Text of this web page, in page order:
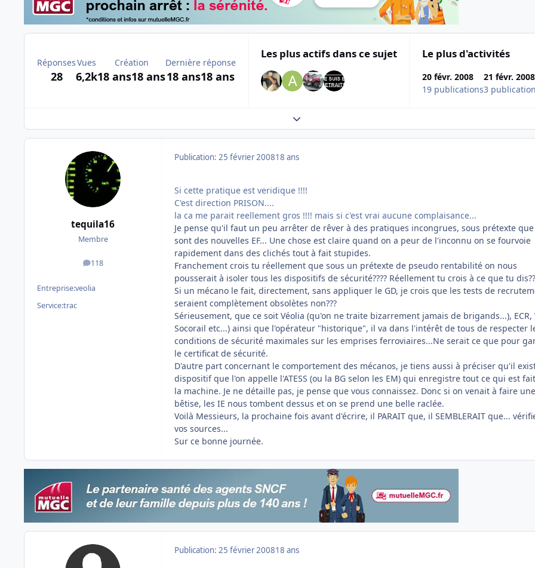
Réponses
28
Vues
6,2k
Création
18 ans18 ans
Dernière réponse
18 ans18 ans
Les plus actifs dans ce sujet Le plus d'activités
20 févr. 2008
19 publications
21 févr. 2008
3
Expand topic overview
tequila16
Membre
118
messages
Entreprise:veolia
Service:trac
Publication: 25 février 200818 ans
Si cette pratique est veridique !!!!
C'est direction PRISON....
la ca me parait reellement gros !!!! mais si c'est vrai aucune complaisance...
Je pense qu'il faut un peu arrêter de rêver à des pratiques incongrues, sous prétexte que
sont des nouvelles EF... Une chose est claire quand on a peur de l'inconnu on se fourvoie
rapidement dans des clichés tout à fait stupides.
Franchement crois tu réellement que sous un prétexte de pseudo rentabilité on nous
pousserait à isoler tous les dispositifs de sécurité???? Réellement tu crois à ce que tu
Si un mécano le fait, directement, sans appliquer le GD, je crois que les tests de
seraient complètement obsolètes non???
Sérieusement, que ce soit Véolia (qu'on ne traite bizarrement jamais de brigands...), ECR,
Socorail etc...) ainsi que l'opérateur "historique", il va dans l'intérêt de tous de respecter
conditions de sécurité maximales sur les emprises ferroviaires...Ne serait ce que pour
le certificat de sécurité.
D'autre part concernant le comportement des mécanos, je tiens aussi à préciser qu'il
dispositif que l'on appelle l'ATESS (ou la BG selon les EM) qui enregistre tout ce qui est
la machine. Je ne détaille pas, je pense que vous connaissez. Donc si on venait à faire une
bêtise, les IE nous tombent dessus et on se prend une belle raclée.
Voilà Messieurs, la prochaine fois avant d'écrire, il PARAIT que, il SEMBLERAIT que...
vos sources...
Sur ce bonne journée.
Publication: 25 février 200818 ans